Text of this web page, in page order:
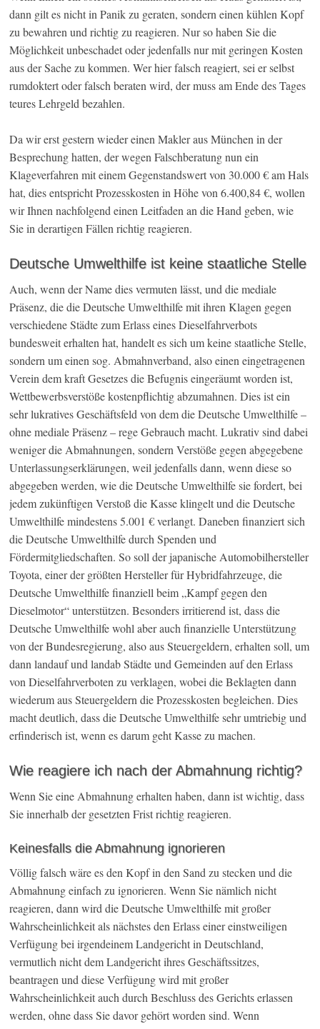
dann gilt es nicht in Panik zu geraten, sondern einen kühlen Kopf
zu bewahren und richtig zu reagieren. Nur so haben Sie die
Möglichkeit unbeschadet oder jedenfalls nur mit geringen Kosten
aus der Sache zu kommen. Wer hier falsch reagiert, sei er selbst
rumdoktert oder falsch beraten wird, der muss am Ende des Tages
teures Lehrgeld bezahlen.
Da wir erst gestern wieder einen Makler aus München in der
Besprechung hatten, der wegen Falschberatung nun ein
Klageverfahren mit einem Gegenstandswert von 30.000 € am Hals
hat, dies entspricht Prozesskosten in Höhe von 6.400,84 €, wollen
wir Ihnen nachfolgend einen Leitfaden an die Hand geben, wie
Sie in derartigen Fällen richtig reagieren.
Deutsche Umwelthilfe ist keine staatliche Stelle
Auch, wenn der Name dies vermuten lässt, und die mediale
Präsenz, die die Deutsche Umwelthilfe mit ihren Klagen gegen
verschiedene Städte zum Erlass eines Dieselfahrverbots
bundesweit erhalten hat, handelt es sich um keine staatliche Stelle,
sondern um einen sog. Abmahnverband, also einen eingetragenen
Verein dem kraft Gesetzes die Befugnis eingeräumt worden ist,
Wettbewerbsverstöße kostenpflichtig abzumahnen. Dies ist ein
sehr lukratives Geschäftsfeld von dem die Deutsche Umwelthilfe –
ohne mediale Präsenz – rege Gebrauch macht. Lukrativ sind dabei
weniger die Abmahnungen, sondern Verstöße gegen abgegebene
Unterlassungserklärungen, weil jedenfalls dann, wenn diese so
abgegeben werden, wie die Deutsche Umwelthilfe sie fordert, bei
jedem zukünftigen Verstoß die Kasse klingelt und die Deutsche
Umwelthilfe mindestens 5.001 € verlangt. Daneben finanziert sich
die Deutsche Umwelthilfe durch Spenden und
Fördermitgliedschaften. So soll der japanische Automobilhersteller
Toyota, einer der größten Hersteller für Hybridfahrzeuge, die
Deutsche Umwelthilfe finanziell beim „Kampf gegen den
Dieselmotor“ unterstützen. Besonders irritierend ist, dass die
Deutsche Umwelthilfe wohl aber auch finanzielle Unterstützung
von der Bundesregierung, also aus Steuergeldern, erhalten soll, um
dann landauf und landab Städte und Gemeinden auf den Erlass
von Dieselfahrverboten zu verklagen, wobei die Beklagten dann
wiederum aus Steuergeldern die Prozesskosten begleichen. Dies
macht deutlich, dass die Deutsche Umwelthilfe sehr umtriebig und
erfinderisch ist, wenn es darum geht Kasse zu machen.
Wie reagiere ich nach der Abmahnung richtig?
Wenn Sie eine Abmahnung erhalten haben, dann ist wichtig, dass
Sie innerhalb der gesetzten Frist richtig reagieren.
Keinesfalls die Abmahnung ignorieren
Völlig falsch wäre es den Kopf in den Sand zu stecken und die
Abmahnung einfach zu ignorieren. Wenn Sie nämlich nicht
reagieren, dann wird die Deutsche Umwelthilfe mit großer
Wahrscheinlichkeit als nächstes den Erlass einer einstweiligen
Verfügung bei irgendeinem Landgericht in Deutschland,
vermutlich nicht dem Landgericht ihres Geschäftssitzes,
beantragen und diese Verfügung wird mit großer
Wahrscheinlichkeit auch durch Beschluss des Gerichts erlassen
werden, ohne dass Sie davor gehört worden sind. Wenn